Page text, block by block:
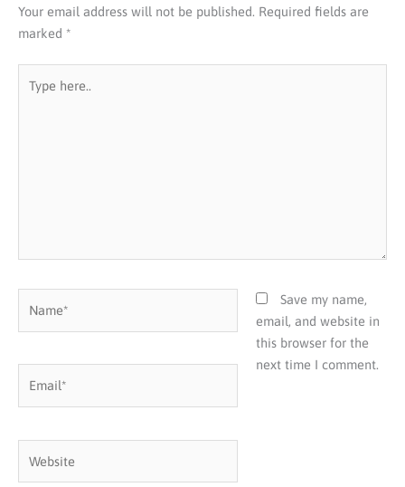
Your email address will not be published. Required fields are
marked *
here..
Save my name,
email, and website in
this browser for the
next time I comment.